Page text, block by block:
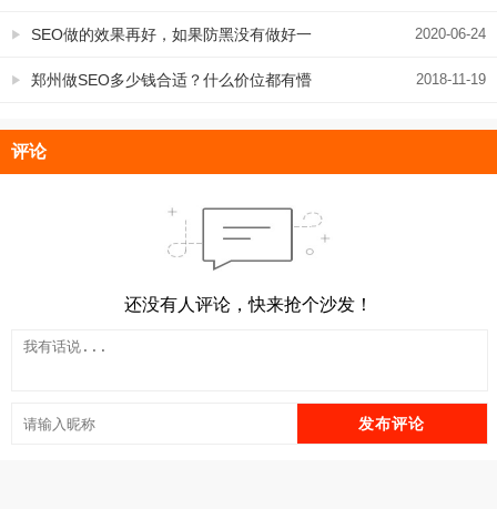
2020-06-24
SEO做的效果再好，如果防黑没有做好一
样容易前功尽弃 2018-11-19
郑州做SEO多少钱合适？什么价位都有懵
评论
还没有人评论，快来抢个沙发！
发布评论